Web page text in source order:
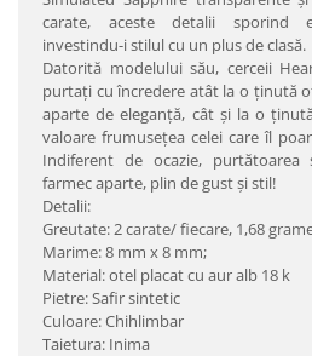
carate, aceste detalii sporind
investindu-i stilul cu un plus de clasă.
Datorită modelului său, cerceii
purtaţi cu încredere atât la o ţinută
aparte de eleganţă, cât şi la o
valoare frumuseţea celei care îl
Indiferent de ocazie,
farmec aparte, plin de gust şi stil!
Detalii:
Greutate: 2 carate/ fiecare, 1,68
Marime: 8 mm x 8 mm;
Material: otel placat cu aur alb 18 k
Pietre: Safir sintetic
Culoare: Chihlimbar
Taietura: Inima